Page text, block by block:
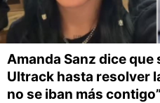
Amanda Sanz dice
Ultrack hasta resolver
no se iban más contigo”